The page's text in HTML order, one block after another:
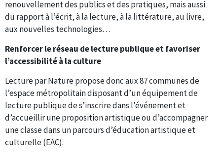
renouvellement des publics et des pratiques, mais aussi
du rapport à l’écrit, à la lecture, à la littérature, au livre,
aux nouvelles technologies…
Renforcer le réseau de lecture publique et favoriser
l’accessibilité à la culture
Lecture par Nature propose donc aux 87 communes de
l’espace métropolitain disposant d’un équipement de
lecture publique de s’inscrire dans l’événement et
d’accueillir une proposition artistique ou d’accompagner
une classe dans un parcours d’éducation artistique et
culturelle (EAC).